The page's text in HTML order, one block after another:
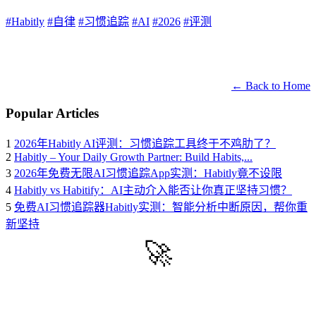
#Habitly #自律 #习惯追踪 #AI #2026 #评测
← Back to Home
Popular Articles
1 2026年Habitly AI评测：习惯追踪工具终于不鸡肋了？
2 Habitly – Your Daily Growth Partner: Build Habits,...
3 2026年免费无限AI习惯追踪App实测：Habitly竟不设限
4 Habitly vs Habitify：AI主动介入能否让你真正坚持习惯？
5 免费AI习惯追踪器Habitly实测：智能分析中断原因，帮你重
新坚持
🚀